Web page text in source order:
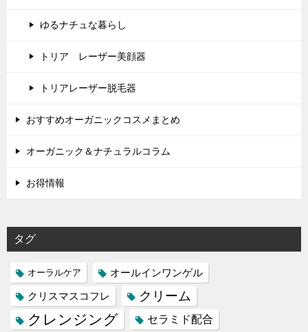
ゆるナチュな暮らし
トリア レーザー美顔器
トリアレーザー脱毛器
おすすめオーガニックコスメまとめ
オーガニック＆ナチュラルコラム
お得情報
タグ
オーラルケア
オールインワンゲル
クリスマスコフレ
クリーム
クレンジング セラミド配合